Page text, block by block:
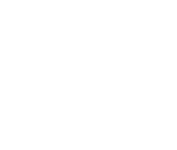
ーティストとしても活動す